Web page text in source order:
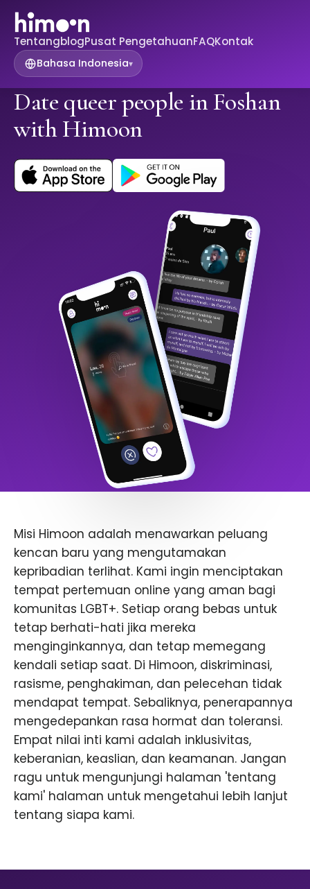
TentangblogPusat PengetahuanFAQKontak
Bahasa Indonesia▾
Date queer people in Foshan
with Himoon
Misi Himoon adalah menawarkan peluang
kencan baru yang mengutamakan
kepribadian terlihat. Kami ingin menciptakan
tempat pertemuan online yang aman bagi
komunitas LGBT+. Setiap orang bebas untuk
tetap berhati-hati jika mereka
menginginkannya, dan tetap memegang
kendali setiap saat. Di Himoon, diskriminasi,
rasisme, penghakiman, dan pelecehan tidak
mendapat tempat. Sebaliknya, penerapannya
mengedepankan rasa hormat dan toleransi.
Empat nilai inti kami adalah inklusivitas,
keberanian, keaslian, dan keamanan. Jangan
ragu untuk mengunjungi halaman 'tentang
kami' halaman untuk mengetahui lebih lanjut
tentang siapa kami.